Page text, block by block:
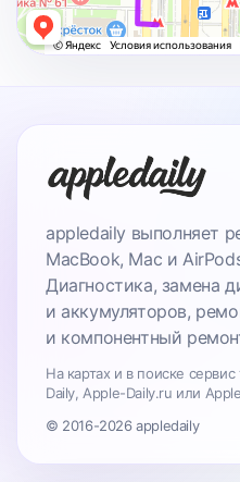
appledaily выполняет
MacBook, Mac и
Диагностика, замена
и аккумуляторов,
и компонентный
На картах и в поиске
Daily, Apple-Daily.ru или
© 2016-2026 appledaily